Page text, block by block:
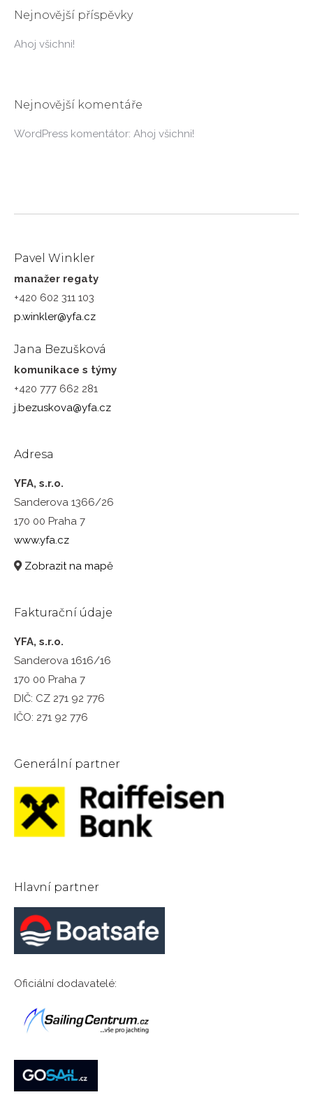
Nejnovější příspěvky
Ahoj všichni!
Nejnovější komentáře
WordPress komentátor: Ahoj všichni!
Pavel Winkler
manažer regaty
+420 602 311 103
p.winkler@yfa.cz
Jana Bezušková
komunikace s týmy
+420 777 662 281
j.bezuskova@yfa.cz
Adresa
YFA, s.r.o.
Sanderova 1366/26
170 00 Praha 7
www.yfa.cz
Zobrazit na mapě
Fakturační údaje
YFA, s.r.o.
Sanderova 1616/16
170 00 Praha 7
DIČ: CZ 271 92 776
IČO: 271 92 776
Generální partner
Hlavní partner
Oficiální dodavatelé: